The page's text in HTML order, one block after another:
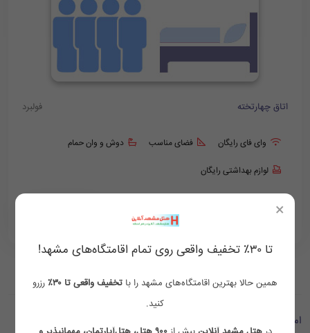
اتاق چهارتخته فولبرد
وای فای رایگان فضای مناسب دوش و وان حمام
لوازم بهداشتی رایگان
9,200,000 تومان/هر شب
امکانات اتاق ها
×
تا ۳۰٪ تخفیف واقعی روی تمام اقامتگاه‌های مشهد!
همین حالا بهترین اقامتگاه‌های مشهد را با تخفیف واقعی تا ۳۰٪
رزرو
کنید.